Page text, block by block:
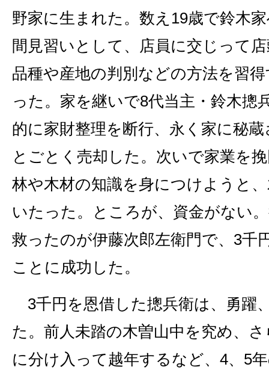
野家に生まれた。数え19歳で鈴木
間見習いとして、店員に交じって
品種や産地の判別などの方法を習
った。家を継いで8代当主・鈴木摠
的に家財整理を断行、永く家に秘
とごとく売却した。次いで家業を
林や木材の知識を身につけようと
いたった。ところが、資金がない
救ったのが伊藤次郎左衛門で、3千
ことに成功した。
3千円を恩借した摠兵衛は、勇躍
た。前人未踏の木曽山中を究め、
に分け入って越年するなど、4、5